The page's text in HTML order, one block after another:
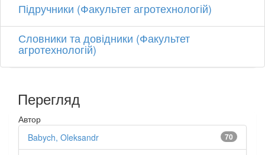
Підручники (Факультет агротехнологій)
Словники та довідники (Факультет
агротехнологій)
Перегляд
Автор
70
Babych, Oleksandr